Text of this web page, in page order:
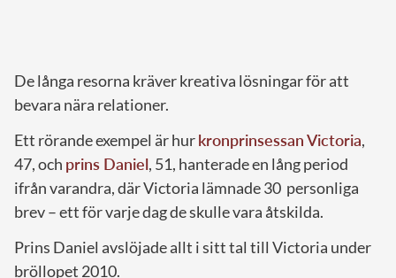
De långa resorna kräver kreativa lösningar för att
bevara nära relationer.
Ett rörande exempel är hurkronprinsessan Victoria,
47, och prins Daniel, 51, hanterade en lång period
ifrån varandra, där Victoria lämnade 30 personliga
brev – ett för varje dag de skulle vara åtskilda.
Prins Daniel avslöjade allt i sitt tal till Victoria under
bröllopet 2010.